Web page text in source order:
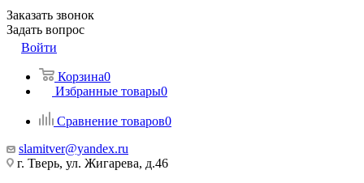
Заказать звонок
Задать вопрос
Войти
Корзина0
Избранные товары0
Сравнение товаров0
slamitver@yandex.ru
г. Тверь, ул. Жигарева, д.46